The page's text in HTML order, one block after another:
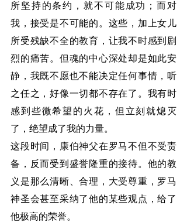
所坚持的条约，就不可能成功；而对
我，接受是不可能的。这些，加上女儿
所受残缺不全的教育，让我不时感到剧
烈的痛苦。但魂的中心深处却是如此安
静，我既不愿也不能决定任何事情，听
之任之，好像一切都不存在了。我有时
感到些微希望的火花，但立刻就熄灭
了，绝望成了我的力量。
这段时间，康伯神父在罗马不但不受责
备，反而受到盛誉隆重的接待。他的教
义是那么清晰、合理，大受尊重，罗马
神圣会甚至采纳了他的某些观点，给了
他极高的荣誉。